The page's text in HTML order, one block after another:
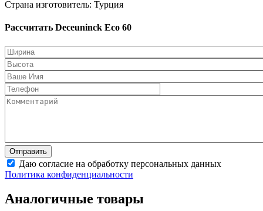
Страна изготовитель: Турция
Рассчитать Deceuninck Eco 60
Даю согласие на обработку персональных данных
Политика конфиденциальности
Аналогичные товары